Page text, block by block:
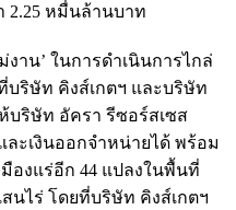
2.25 หมื่นล้านบาท
งาน’ ในการดำเนินการไกล่
ริษัท คิงส์เกตฯ และบริษัท
บริษัท อัครา รีซอร์สเซส
ะเงินออกจำหน่ายได้ พร้อม
องแร่อีก 44 แปลงในพื้นที่
นไร่ โดยที่บริษัท คิงส์เกตฯ